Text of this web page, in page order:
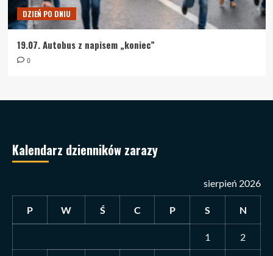
DZIEŃ PO DNIU
19.07. Autobus z napisem „koniec”
0
Kalendarz dzienników zarazy
sierpień 2026
P W Ś C P S N
1 2